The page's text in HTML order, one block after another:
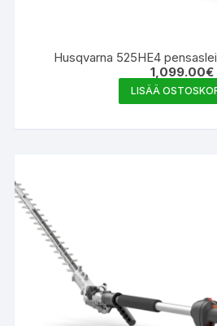
Husqvarna 525HE4
1,099.00€
LISÄÄ